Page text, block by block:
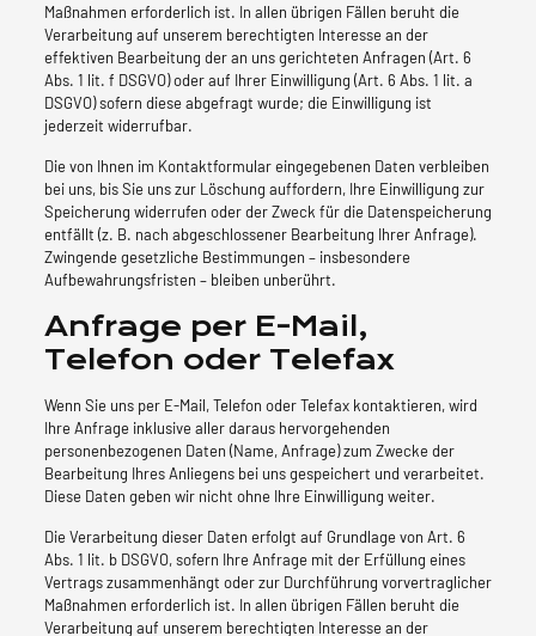
Maßnahmen erforderlich ist. In allen übrigen Fällen beruht die
Verarbeitung auf unserem berechtigten Interesse an der
effektiven Bearbeitung der an uns gerichteten Anfragen (Art. 6
Abs. 1 lit. f DSGVO) oder auf Ihrer Einwilligung (Art. 6 Abs. 1 lit. a
DSGVO) sofern diese abgefragt wurde; die Einwilligung ist
jederzeit widerrufbar.
Die von Ihnen im Kontaktformular eingegebenen Daten verbleiben
bei uns, bis Sie uns zur Löschung auffordern, Ihre Einwilligung zur
Speicherung widerrufen oder der Zweck für die Datenspeicherung
entfällt (z. B. nach abgeschlossener Bearbeitung Ihrer Anfrage).
Zwingende gesetzliche Bestimmungen – insbesondere
Aufbewahrungsfristen – bleiben unberührt.
Anfrage per E-Mail,
Telefon oder Telefax
Wenn Sie uns per E-Mail, Telefon oder Telefax kontaktieren, wird
Ihre Anfrage inklusive aller daraus hervorgehenden
personenbezogenen Daten (Name, Anfrage) zum Zwecke der
Bearbeitung Ihres Anliegens bei uns gespeichert und verarbeitet.
Diese Daten geben wir nicht ohne Ihre Einwilligung weiter.
Die Verarbeitung dieser Daten erfolgt auf Grundlage von Art. 6
Abs. 1 lit. b DSGVO, sofern Ihre Anfrage mit der Erfüllung eines
Vertrags zusammenhängt oder zur Durchführung vorvertraglicher
Maßnahmen erforderlich ist. In allen übrigen Fällen beruht die
Verarbeitung auf unserem berechtigten Interesse an der